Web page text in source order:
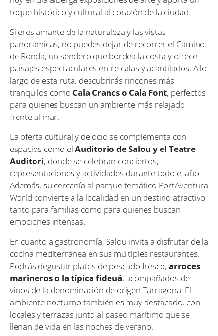
toque histórico y cultural al corazón de la ciudad.
Si eres amante de la naturaleza y las vistas
panorámicas, no puedes dejar de recorrer el Camino
de Ronda, un sendero que bordea la costa y ofrece
paisajes espectaculares entre calas y acantilados. A lo
largo de esta ruta, descubrirás rincones más
tranquilos como Cala Crancs o Cala Font, perfectos
para quienes buscan un ambiente más relajado
frente al mar.
La oferta cultural y de ocio se complementa con
espacios como el Auditorio de Salou y el Teatre
Auditori, donde se celebran conciertos,
representaciones y actividades durante todo el año.
Además, su cercanía al parque temático PortAventura
World convierte a la localidad en un destino atractivo
tanto para familias como para quienes buscan
emociones intensas.
En cuanto a gastronomía, Salou invita a disfrutar de la
cocina mediterránea en sus múltiples restaurantes.
Podrás degustar platos de pescado fresco, arroces
marineros o la típica fideuá, acompañados de
vinos de la denominación de origen Tarragona. El
ambiente nocturno también es muy destacado, con
locales y terrazas junto al paseo marítimo que se
llenan de vida en las noches de verano.